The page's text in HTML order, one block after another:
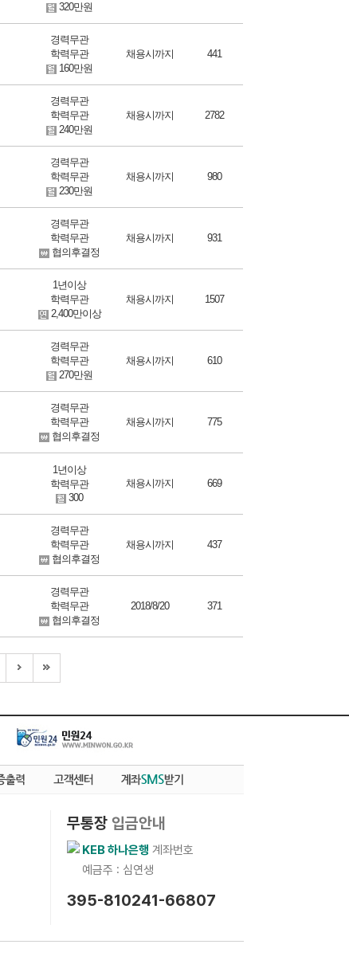
320만원
경력무관
학력무관
160만원
채용시까지 441
경력무관
학력무관
240만원
채용시까지 2782
경력무관
학력무관
230만원
채용시까지 980
경력무관
학력무관
협의후결정
채용시까지 931
1년이상
학력무관
2,400만이상
채용시까지 1507
경력무관
학력무관
270만원
채용시까지 610
경력무관
학력무관
협의후결정
채용시까지 775
1년이상
학력무관
300
채용시까지 669
경력무관
학력무관
협의후결정
채용시까지 437
경력무관
학력무관
협의후결정
2018/8/20 371
무통장 입금안내
KEB 하나은행 계좌번호
예금주 : 심연생
395-810241-66807